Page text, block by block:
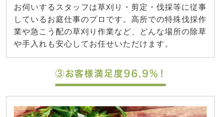
お伺いするスタッフは草刈り・剪定・伐採等に従事
しているお庭仕事のプロです。高所での特殊伐採作
業や急こう配の草刈り作業など、どんな場所の除草
や手入れも安心してお任せいただけます。
③お客様満足度96.9%！